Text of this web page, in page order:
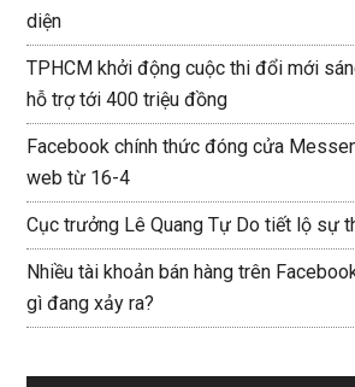
diện
TPHCM khởi động cuộc thi đổi mới
hỗ trợ tới 400 triệu đồng
Facebook chính thức đóng cửa
web từ 16-4
Cục trưởng Lê Quang Tự Do tiết lộ sự
Nhiều tài khoản bán hàng trên
gì đang xảy ra?